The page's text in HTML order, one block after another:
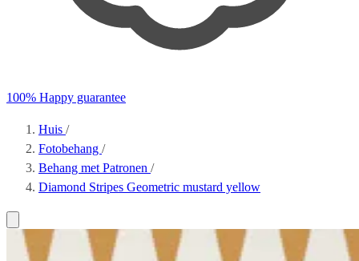
100% Happy guarantee
Huis /
Fotobehang /
Behang met Patronen /
Diamond Stripes Geometric mustard yellow